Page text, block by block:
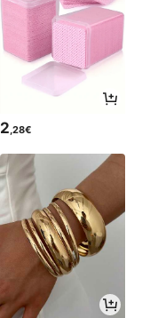
2 ,28€